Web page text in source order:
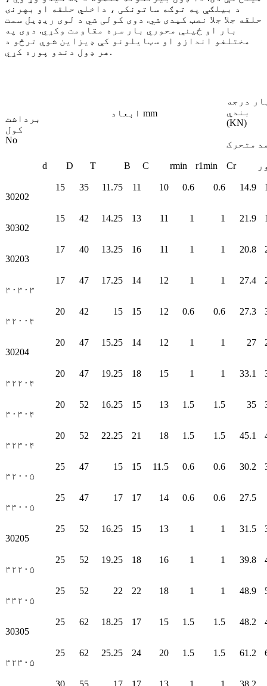
د بیلګې په توګه ساتونکی ، داخلي حلقه او بهرنۍ
حلقه جلا جلا نصب کیدی شي. دوی کولی شي د لوی ریډیل سمت
بار او ځینې محوري بار سره مقاومت وکړي. دوی په
مختلفو اندازو او سټایلونو کې ډیزاین شوي ترڅو د
هر ډول دندو پوره کړي.
برداشت
کول
No
ابعاد mm
درجه
بندي
(KN)
متحرک
d D T B C rmin r1min Cr
30202
15 35 11.75 11 10 0.6 0.6 14.9
30302
15 42 14.25 13 11 1 1 21.9
30203
17 40 13.25 16 11 1 1 20.8
۳۰۳۰۳
17 47 17.25 14 12 1 1 27.4
۳۲۰۰۴
20 42 15 15 12 0.6 0.6 27.3
30204
20 47 15.25 14 12 1 1 27
۳۲۲۰۴
20 47 19.25 18 15 1 1 33.1
۳۰۳۰۴
20 52 16.25 15 13 1.5 1.5 35
۳۲۳۰۴
20 52 22.25 21 18 1.5 1.5 45.1
۳۲۰۰۵
25 47 15 15 11.5 0.6 0.6 30.2
۳۳۰۰۵
25 47 17 17 14 0.6 0.6 27.5
30205
25 52 16.25 15 13 1 1 31.5
۳۲۲۰۵
25 52 19.25 18 16 1 1 39.8
۳۳۲۰۵
25 52 22 22 18 1 1 48.9
30305
25 62 18.25 17 15 1.5 1.5 48.2
۳۲۳۰۵
25 62 25.25 24 20 1.5 1.5 61.2
30 55 17 17 13 1 1 38.2